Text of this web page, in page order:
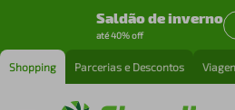
Saldão de inverno
até 40% off
Shopping Parcerias e Descontos